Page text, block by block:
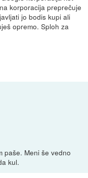
korporacija preprečuje
jo bodis kupi ali
opremo. Sploh za
paše. Meni še vedno
kul.